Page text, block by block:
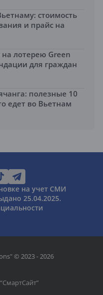
стоимость
и прайс на
на лотерею Green
для граждан
полезные 10
едет во Вьетнам
на учет СМИ
25.04.2025.
© 2023 - 2026
СмартСайт”